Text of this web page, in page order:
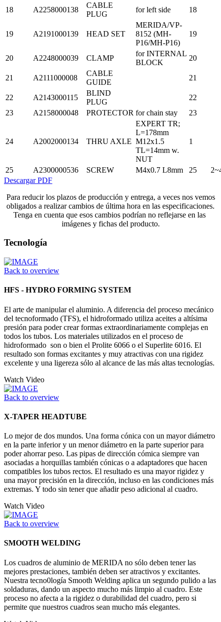
18 A2258000138
CABLE
PLUG
for left side 18
19 A2191000139 HEAD SET
MERIDA/VP-
8152 (MH-
P16/MH-P16)
19
20 A2248000039 CLAMP
for INTERNAL
BLOCK
20
21 A2111000008
CABLE
GUIDE
21
22 A2143000115
BLIND
PLUG
22
23
A2158000048 PROTECTOR for chain stay 23
24 A2002000134 THRU AXLE
EXPERT TR;
L=178mm
M12x1.5
TL=14mm w.
NUT
1
25 A2300000536 SCREW M4x0.7 L8mm 25
Descargar PDF
Para reducir los plazos de producción y entrega, a veces nos vemos
obligados a realizar cambios de última hora en las especificaciones.
Tenga en cuenta que esos cambios podrían no reflejarse en las
imágenes y fichas del producto.
Tecnología
Back to overview
HFS - HYDRO FORMING SYSTEM
El arte de manipular el aluminio. A diferencia del proceso mecánico
del tecnoformado (TFS), el hidroformado utiliza aceites a altísima
presión para poder crear formas extraordinariamente complejas en
todos los tubos. Los materiales utilizados en el proceso de
hidroformado son o bien el Prolite 6066 o el Superlite 6016. El
resultado son formas excitantes y muy atractivas con una rigidez
excelente y una ligereza sólo al alcance de las más altas tecnologías.
Watch Video
Back to overview
X-TAPER HEADTUBE
Lo mejor de dos mundos. Una forma cónica con un mayor diámetro
en la parte inferior y un menor diámetro en la parte superior para
poder ahorrar peso. Las pipas de dirección cómica siempre van
asociadas a horquillas también cónicas o a adaptadores que hacen
compatibles los tubos rectos. El resultado es una mayor rigidez y
una mayor precisión en la dirección, incluso en las condiciones más
extremas. Y todo sin tener que añadir peso adicional al cuadro.
Watch Video
Back to overview
SMOOTH WELDING
Los cuadros de aluminio de MERIDA no sólo deben tener las
mejores prestaciones, también deben ser atractivos y excitantes.
Nuestra tecno0logía Smooth Welding aplica un segundo pulido a las
soldaduras, dando un aspecto mucho más limpio al cuadro. Este
proceso no afecta a la rigidez o durabilidad del cuadro, pero si
permite que nuestros cuadros sean mucho más elegantes.